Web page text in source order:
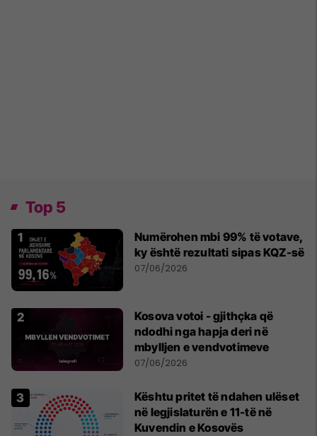
Top 5
Numërohen mbi 99% të votave,
ky është rezultati sipas KQZ-së
07/06/2026
Kosova votoi - gjithçka që
ndodhi nga hapja deri në
mbylljen e vendvotimeve
07/06/2026
Kështu pritet të ndahen ulëset
në legjislaturën e 11-të në
Kuvendin e Kosovës